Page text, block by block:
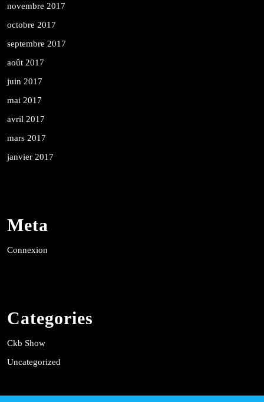
novembre 2017
octobre 2017
septembre 2017
août 2017
juin 2017
mai 2017
avril 2017
mars 2017
janvier 2017
Meta
Connexion
Categories
Ckb Show
Uncategorized